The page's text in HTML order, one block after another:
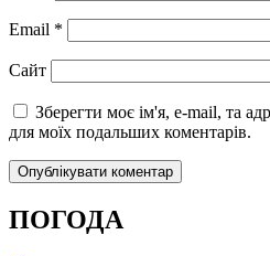
Email *
Сайт
Зберегти моє ім'я, e-mail, та
для моїх подальших коментарів.
ПОГОДА